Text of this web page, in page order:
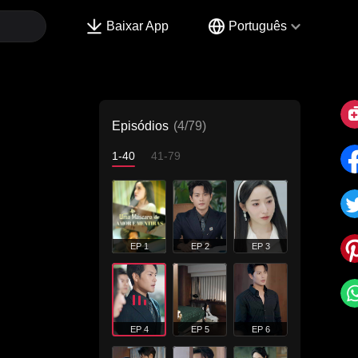
Baixar App Português
Episódios (4/79)
1-40 41-79
EP 1 EP 2 EP 3
EP 4 EP 5 EP 6